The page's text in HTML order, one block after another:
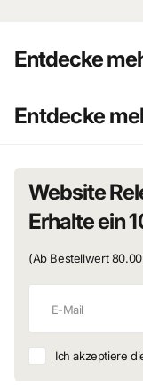
Entdecke
Entdecke
Website
Erhalte ein
(Ab Bestellwert
Ich akzeptiere